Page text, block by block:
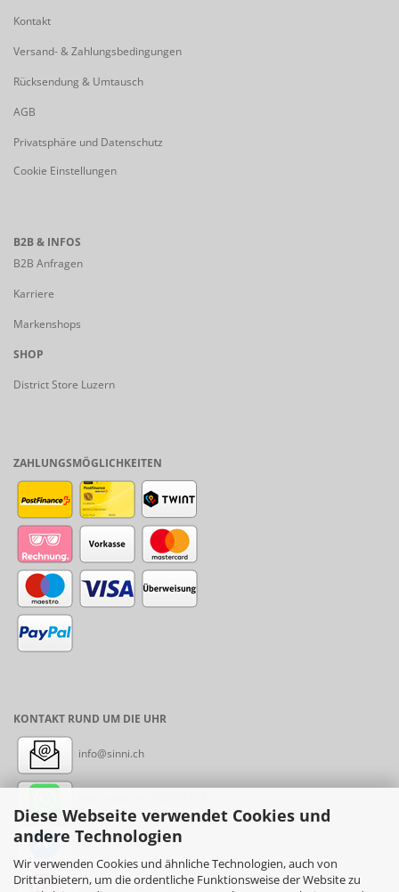
Diese Webseite verwendet Cookies und
andere Technologien
Wir verwenden Cookies und ähnliche Technologien, auch von
Drittanbietern, um die ordentliche Funktionsweise der Website zu
Kontakt
Versand- & Zahlungsbedingungen
Rücksendung & Umtausch
AGB
Privatsphäre und Datenschutz
Cookie Einstellungen
B2B & INFOS
B2B Anfragen
Karriere
Markenshops
SHOP
District Store Luzern
ZAHLUNGSMÖGLICHKEITEN
KONTAKT RUND UM DIE UHR
info@sinni.ch
Messenger: sinni.ch
Instagram: sinni_ch